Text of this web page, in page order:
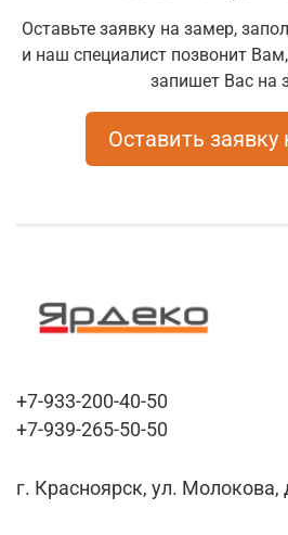
Оставьте заявку на замер,
и наш специалист позвонит
запишет Вас на
Оставить
+7-933-200-40-50
+7-939-265-50-50
г. Красноярск, ул. Молокова,